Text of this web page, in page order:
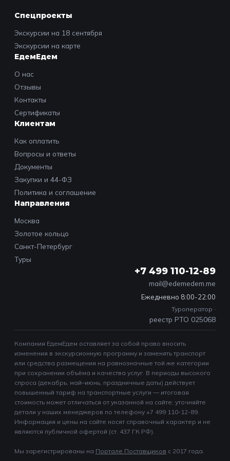
Спецпроекты
Экскурсии на 18 сентября
Экскурсии на карте
ЕдемЕдем
О нас
Отзывы
Контакты
Сертификаты
Клиентам
Как оплатить
Вопросы и ответы
Документы
Закупки и 44-ФЗ
Политика и соглашение
Направления
Москва
Золотое кольцо
Санкт-Петербург
Туры
+7 499 110-12-89
mail@edemedem.me
Ежедневно 8:00-22:00
Туроператор ·
реестр РТО 025068
Компания ЕдемЕдем оставляет за собой право вносить
изменения в экскурсионную программу и заменять транспорт
или средства размещения на равнозначные той же категории
при сохранении объёма и качества услуг. В периоды высокого
спроса (декабрь, май–июнь, праздничные даты) действует
повышенный тариф на транспортные услуги — итоговая
стоимость может отличаться от указанной на сайте; уточняйте
детали у наших менеджеров по телефону +7 499 110-12-89.
Информация и цены на сайте носят справочный характер и не
являются публичной офертой (ст. 437 ГК РФ).
Мы зарегистрированы на Портале Поставщиков c 2017 года.